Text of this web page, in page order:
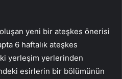
yeni bir ateşkes önerisi
6 haftalık ateşkes
yerleşim yerlerinden
esirlerin bir bölümünün